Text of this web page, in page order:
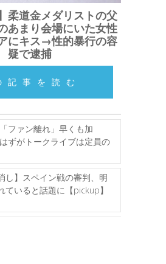
柔道金メダリストの父
あまり会場にいた女性
にキス→性的暴行の容
疑で逮捕
記事を読む
ファン離れ」早くも加
ずがトークライブは定員の
し】スペイン戦の審判、明
ていると話題に【pickup】